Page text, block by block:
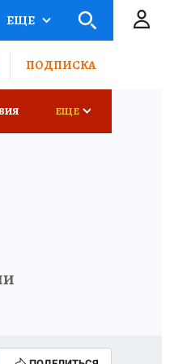
ЕЩЕ
ПОДПИСКА
ЕЩЕ